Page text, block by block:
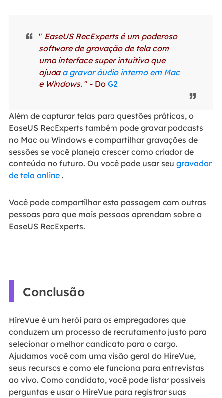
" EaseUS RecExperts é um poderoso
software de gravação de tela com
uma interface super intuitiva que
ajuda a gravar áudio interno em Mac
e Windows." - Do G2
Além de capturar telas para questões práticas, o
EaseUS RecExperts também pode gravar podcasts
no Mac ou Windows e compartilhar gravações de
sessões se você planeja crescer como criador de
conteúdo no futuro. Ou você pode usar seu gravador
de tela online.
Você pode compartilhar esta passagem com outras
pessoas para que mais pessoas aprendam sobre o
EaseUS RecExperts.
Conclusão
HireVue é um herói para os empregadores que
conduzem um processo de recrutamento justo para
selecionar o melhor candidato para o cargo.
Ajudamos você com uma visão geral do HireVue,
seus recursos e como ele funciona para entrevistas
ao vivo. Como candidato, você pode listar possíveis
perguntas e usar o HireVue para registrar suas